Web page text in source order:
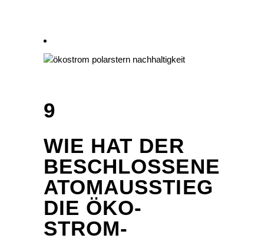
9
WIE HAT DER
BESCHLOSSENE
ATOMAUSSTIEG
DIE ÖKO-
STROM-